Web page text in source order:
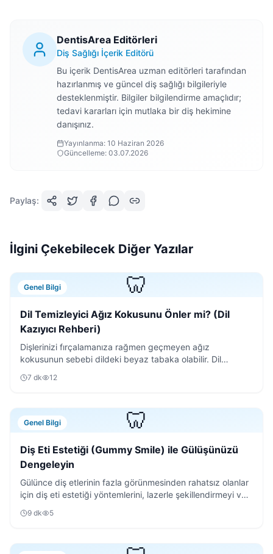
DentisArea Editörleri
Diş Sağlığı İçerik Editörü
Bu içerik DentisArea uzman editörleri tarafından
hazırlanmış ve güncel diş sağlığı bilgileriyle
desteklenmiştir. Bilgiler bilgilendirme amaçlıdır;
tedavi kararları için mutlaka bir diş hekimine
danışınız.
Yayınlanma: 10 Haziran 2026
Güncelleme: 03.07.2026
Paylaş:
İlgini Çekebilecek Diğer Yazılar
🦷
Genel Bilgi
Dil Temizleyici Ağız Kokusunu Önler mi? (Dil
Kazıyıcı Rehberi)
Dişlerinizi fırçalamanıza rağmen geçmeyen ağız
kokusunun sebebi dildeki beyaz tabaka olabilir. Dil
7 dk 12
🦷
Genel Bilgi
Diş Eti Estetiği (Gummy Smile) ile Gülüşünüzü
Dengeleyin
Gülünce diş etlerinin fazla görünmesinden rahatsız olanlar
için diş eti estetiği yöntemlerini, lazerle şekillendirmeyi ve
9 dk 5